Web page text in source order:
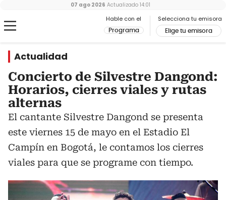
Hable con el
Programa
Selecciona tu emisora
Elige tu emisora
07 ago 2026 Actualizado 14:01
Actualidad
Concierto de Silvestre Dangond:
Horarios, cierres viales y rutas
alternas
El cantante Silvestre Dangond se presenta
este viernes 15 de mayo en el Estadio El
Campín en Bogotá, le contamos los cierres
viales para que se programe con tiempo.